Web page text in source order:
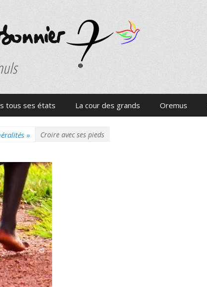
tous ses états La cour des grands Oremus
» Croire avec ses pieds